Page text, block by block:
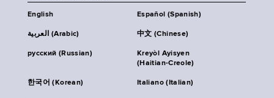
English Español (Spanish)
العربية (Arabic) 中文 (Chinese)
русский (Russian)
Kreyòl Ayisyen
(Haitian-Creole)
한국어 (Korean) Italiano (Italian)